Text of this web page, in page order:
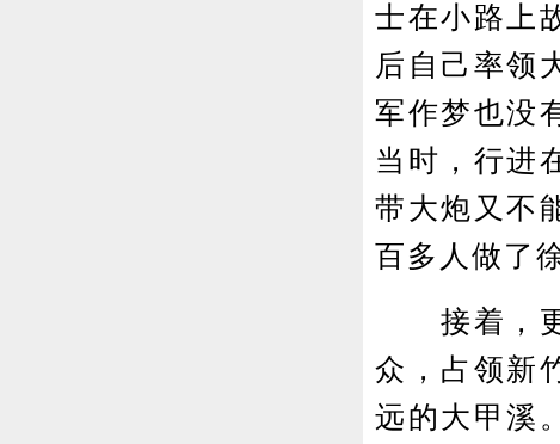
士在小路上
后自己率领
军作梦也没
当时，行进
带大炮又不
百多人做了
接着，更
众，占领新
远的大甲溪